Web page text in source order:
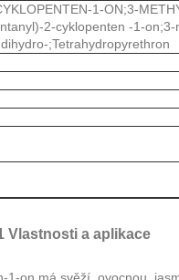
1-ON;3-
2-cyklopenten -1-
;Tetrahydropyrethron
Vlastnosti a aplikace